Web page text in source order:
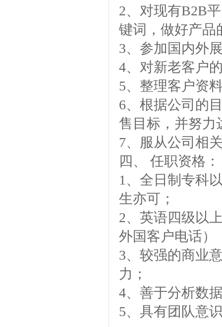
2、对现有B2B
键词，做好产品
3、参加国内外
4、对新老客户
5、整理客户资
6、根据公司的
售目标，并努力
7、服从公司相
四、 任职资格：
1、全日制专科
生亦可；
2、英语四级以
外国客户电话）
3、较强的商业
力；
4、善于分析数
5、具有团队意